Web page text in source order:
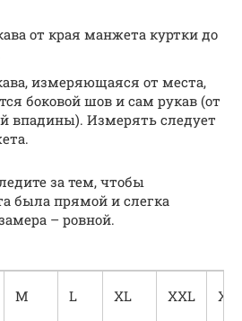
от края манжета куртки до
измеряющаяся от места,
боковой шов и сам рукав (от
впадины). Измерять следует
за тем, чтобы
была прямой и слегка
– ровной.
M L XL XXL